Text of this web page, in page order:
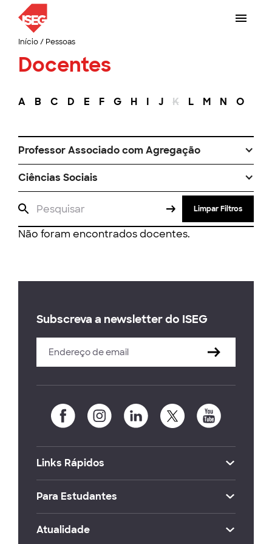
Início/ Pessoas
Docentes
A B C D E F G H I J K L M N O
Professor Associado com Agregação
Ciências Sociais
Limpar Filtros
Não foram encontrados docentes.
Subscreva a newsletter do ISEG
Links Rápidos
Para Estudantes
Atualidade